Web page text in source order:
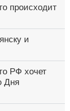
происходит
и
РФ хочет
Дня